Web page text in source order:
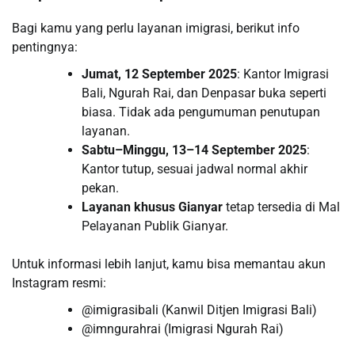
Bagi kamu yang perlu layanan imigrasi, berikut info
pentingnya:
Jumat, 12 September 2025: Kantor Imigrasi
Bali, Ngurah Rai, dan Denpasar buka seperti
biasa. Tidak ada pengumuman penutupan
layanan.
Sabtu–Minggu, 13–14 September 2025:
Kantor tutup, sesuai jadwal normal akhir
pekan.
Layanan khusus Gianyar tetap tersedia di Mal
Pelayanan Publik Gianyar.
Untuk informasi lebih lanjut, kamu bisa memantau akun
Instagram resmi:
@imigrasibali (Kanwil Ditjen Imigrasi Bali)
@imngurahrai (Imigrasi Ngurah Rai)